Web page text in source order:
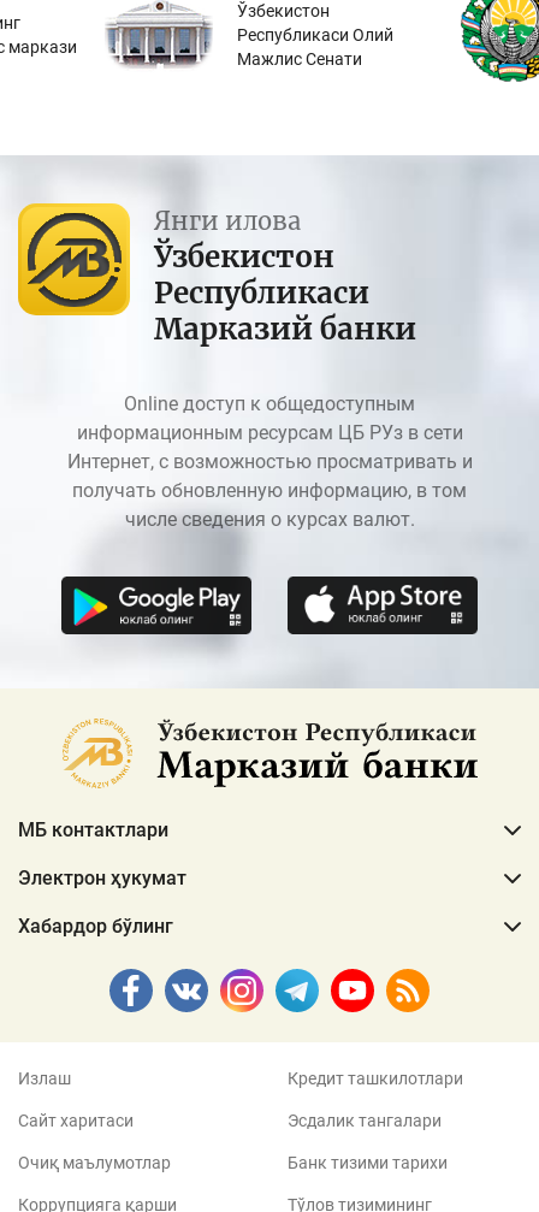
маркази
Ўзбекистон
Республикаси Олий
Мажлис Сенати
Янги илова
Ўзбекистон
Республикаси
Марказий банки
Online доступ к общедоступным
информационным ресурсам ЦБ РУз в сети
Интернет, с возможностью просматривать и
получать обновленную информацию, в том
числе сведения о курсах валют.
МБ контактлари
Электрон ҳукумат
Хабардор бўлинг
Излаш
Сайт харитаси
Очиқ маълумотлар
Коррупцияга қарши
Кредит ташкилотлари
Эсдалик тангалари
Банк тизими тарихи
Тўлов тизимининг